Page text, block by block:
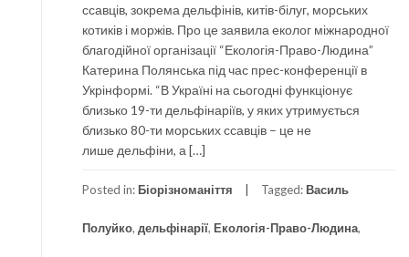
ссавців, зокрема дельфінів, китів-білуг, морських
котиків і моржів. Про це заявила еколог міжнародної
благодійної організації “Екологія-Право-Людина”
Катерина Полянська під час прес-конференції в
Укрінформі. “В Україні на сьогодні функціонує
близько 19-ти дельфінаріїв, у яких утримується
близько 80-ти морських ссавців – це не
лише дельфіни, а […]
Posted in: Біорізноманіття Tagged: Василь
Полуйко, дельфінарії, Екологія-Право-Людина,